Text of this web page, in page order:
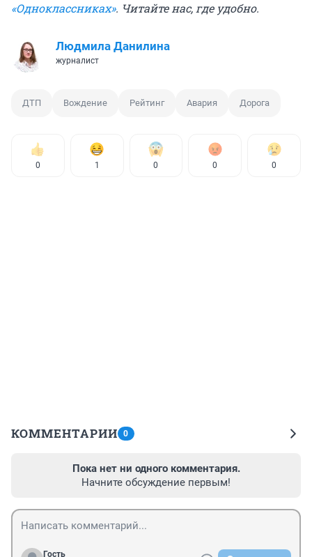
«Одноклассниках». Читайте нас, где удобно.
Людмила Данилина
журналист
ДТП Вождение Рейтинг Авария Дорога
0 1 0 0 0
КОММЕНТАРИИ 0
Пока нет ни одного комментария.
Начните обсуждение первым!
Гость